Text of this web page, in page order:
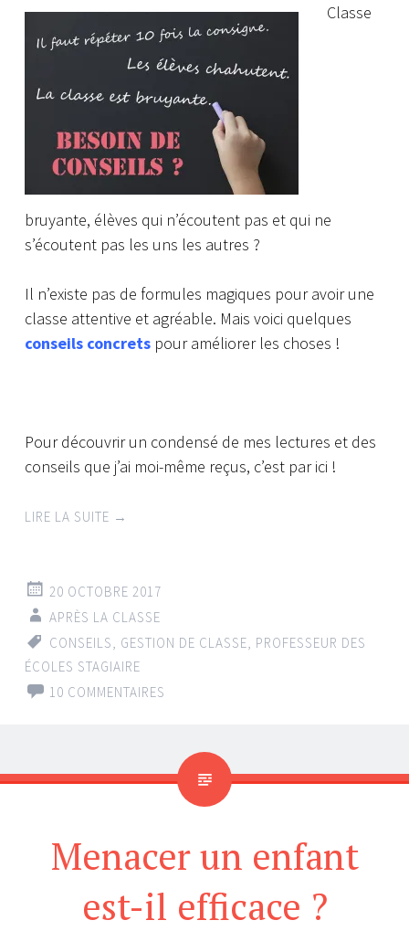
Classe
bruyante, élèves qui n’écoutent pas et qui ne
s’écoutent pas les uns les autres ?
Il n’existe pas de formules magiques pour avoir une
classe attentive et agréable. Mais voici quelques
conseils concrets pour améliorer les choses !
Pour découvrir un condensé de mes lectures et des
conseils que j’ai moi-même reçus, c’est par ici !
LIRE LA SUITE →
20 OCTOBRE 2017
APRÈS LA CLASSE
CONSEILS
GESTION DE CLASSE PROFESSEUR DES
ÉCOLES STAGIAIRE
10 COMMENTAIRES
Menacer un enfant
est-il efficace ?